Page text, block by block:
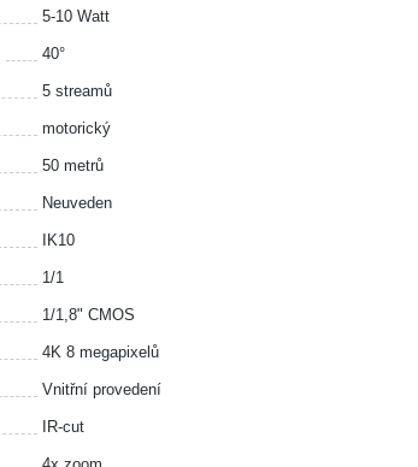
5-10 Watt
40°
5 streamů
motorický
50 metrů
Neuveden
IK10
1/1
1/1,8" CMOS
4K 8 megapixelů
Vnitřní provedení
IR-cut